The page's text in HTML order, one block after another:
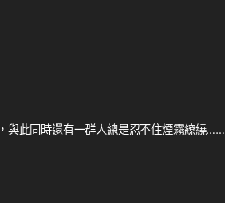
與此同時還有一群人總是忍不住煙霧繚繞